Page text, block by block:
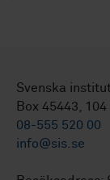
Svenska
Box 45443,
08-555 520 00
info@sis.se